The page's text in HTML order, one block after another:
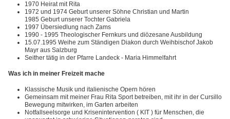
1970 Heirat mit Rita
1972 und 1974 Geburt unserer Söhne Christian und Martin
1985 Geburt unserer Tochter Gabriela
1997 Übersiedlung nach Zams
1990 - 1995 Theologischer Fernkurs und diözesane Ausbildung
15.07.1995 Weihe zum Ständigen Diakon durch Weihbischof Jakob
Mayr aus Salzburg
Seither tätig in der Pfarre Landeck - Maria Himmelfahrt
Was ich in meiner Freizeit mache
Klassische Musik und italienische Opern hören
Gemeinsam mit meiner Frau Rita Sport betreiben, mit ihr in der Cursillo
Bewegung mitwirken, im Garten arbeiten
Notfallseelsorge und Krisenintervention ( KIT ) für Menschen, die